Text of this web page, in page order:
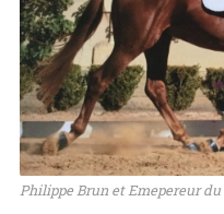
Philippe Brun et Emepereur